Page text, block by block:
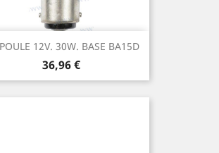
12V. 30W. BASE BA15D
Prix
36,96 €